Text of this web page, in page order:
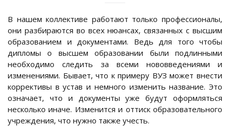
В нашем коллективе работают только профессионалы,
они разбираются во всех нюансах, связанных с высшим
образованием и документами. Ведь для того чтобы
дипломы о высшем образовании были подлинными
необходимо следить за всеми нововведениями и
изменениями. Бывает, что к примеру ВУЗ может внести
коррективы в устав и немного изменить название. Это
означает, что и документы уже будут оформляться
несколько иначе. Изменится и оттиск образовательного
учреждения, что нужно также учесть.